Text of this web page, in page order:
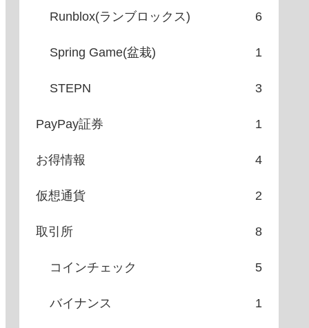
Runblox(ランブロックス) 6
Spring Game(盆栽) 1
STEPN 3
PayPay証券 1
お得情報 4
仮想通貨 2
取引所 8
コインチェック 5
バイナンス 1